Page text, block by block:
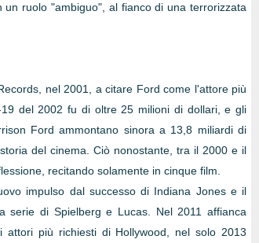
ruolo "ambiguo", al fianco di una terrorizzata
nel 2001, a citare Ford come l'attore più
del 2002 fu di oltre 25 milioni di dollari, e gli
Ford ammontano sinora a 13,8 miliardi di
del cinema. Ciò nonostante, tra il 2000 e il
recitando solamente in cinque film.
impulso dal successo di Indiana Jones e il
serie di Spielberg e Lucas. Nel 2011 affianca
più richiesti di Hollywood, nel solo 2013